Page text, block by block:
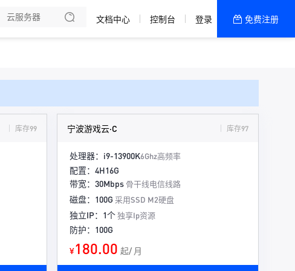
文档中心 控制台 登录 免费注册
库存99 宁波游戏云·C 库存97
处理器：i9-13900K6Ghz高频率
配置：4H16G
带宽：30Mbps 骨干线电信线路
磁盘：100G采用SSD M2硬盘
独立IP：1个独享Ip资源
防护：100G
¥180.00 起/ 月